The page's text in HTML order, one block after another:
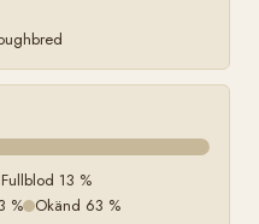
13 %
% Okänd 63 %